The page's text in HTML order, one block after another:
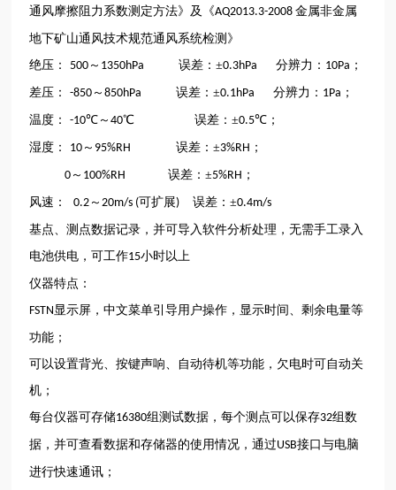
通风摩擦阻力系数测定方法》及《AQ2013.3-2008金属非金属
地下矿山通风技术规范通风系统检测》
绝压：
500 ～ 1350hPa误差：±0.3hPa分辨力： 10Pa ；
差压： -850 ～850hPa误差：±0.1hPa分辨力： 1Pa ；
温度： -10℃～40℃ 误差：±0.5℃；
湿度： 10 ～ 95%RH误差：±3%RH ；
0 ～ 100%RH误差：±5%RH ；
风速： 0.2 ～ 20m/s (可扩展)误差：±0.4m/s
基点、测点数据记录，并可导入软件分析处理，无需手工录入
电池供电，可工作15小时以上
仪器特点：
FSTN 显示屏，中文菜单引导用户操作，显示时间、剩余电量等
功能；
可以设置背光、按键声响、自动待机等功能，欠电时可自动关
机；
每台仪器可存储16380组测试数据，每个测点可以保存32组数
据，并可查看数据和存储器的使用情况，通过USB接口与电脑
进行快速通讯；